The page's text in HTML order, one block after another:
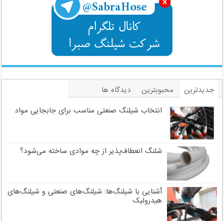
جدیدترین محبوبترین
دیدگاه ها
برچسب
انتخاب شیلنگ صنعتی مناسب برای جابجایی مواد
شلنگ انعطاف‌پذیر از چه موادی ساخته می‌شود؟
آشنایی با شیلنگ‌ها: شیلنگ‌های صنعتی و شیلنگ‌های
هیدرولیک